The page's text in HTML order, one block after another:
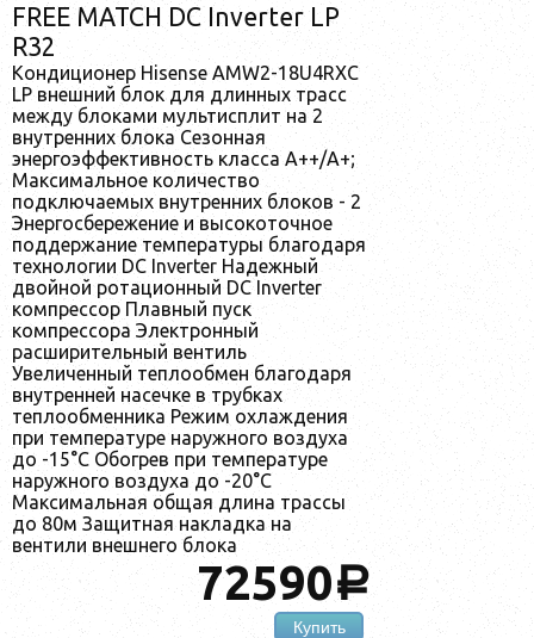
FREE MATCH DC Inverter LP
R32
Кондиционер Hisense AMW2-18U4RXC
LP внешний блок для длинных трасс
между блоками мультисплит на 2
внутренних блока Сезонная
энергоэффективность класса А++/А+;
Максимальное количество
подключаемых внутренних блоков - 2
Энергосбережение и высокоточное
поддержание температуры благодаря
технологии DC Inverter Надежный
двойной ротационный DC Inverter
компрессор Плавный пуск
компрессора Электронный
расширительный вентиль
Увеличенный теплообмен благодаря
внутренней насечке в трубках
теплообменника Режим охлаждения
при температуре наружного воздуха
до -15°С Обогрев при температуре
наружного воздуха до -20°С
Максимальная общая длина трассы
до 80м Защитная накладка на
вентили внешнего блока
72590a
Купить